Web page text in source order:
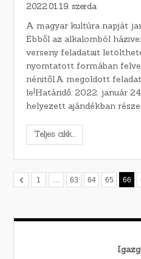
2022.01.19. szerda
A magyar kultúra napját
Ebből az alkalomból
verseny feladatait
nyomtatott formában
nénitől.A megoldott
le!Határidő: 2022. január
helyezett ajándékban
Teljes cikk...
1 … 63 64 65 66